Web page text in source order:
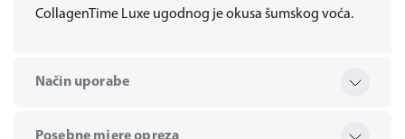
CollagenTime Luxe ugodnog je okusa šumskog voća.
Način uporabe